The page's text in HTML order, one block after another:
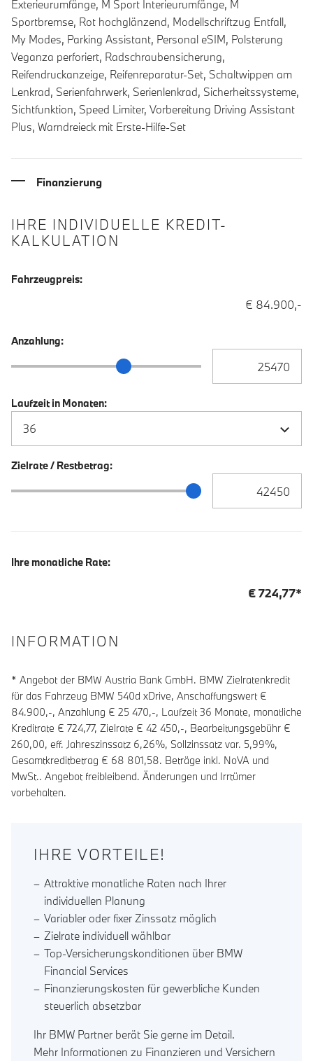
Exterieurumfänge, M Sport Interieurumfänge, M
Sportbremse, Rot hochglänzend, Modellschriftzug Entfall,
My Modes, Parking Assistant, Personal eSIM, Polsterung
Veganza perforiert, Radschraubensicherung,
Reifendruckanzeige, Reifenreparatur-Set, Schaltwippen am
Lenkrad, Serienfahrwerk, Serienlenkrad, Sicherheitssysteme,
Sichtfunktion, Speed Limiter, Vorbereitung Driving Assistant
Plus, Warndreieck mit Erste-Hilfe-Set
Finanzierung
IHRE INDIVIDUELLE KREDIT-
KALKULATION
Fahrzeugpreis:
€ 84.900,-
Anzahlung:
Anzahlung Schieberegler
Laufzeit in Monaten:
Zielrate / Restbetrag:
Zielrate / Restbetrag Schieberegler
Ihre monatliche Rate:
€724,77*
INFORMATION
* Angebot der BMW Austria Bank GmbH. BMW Zielratenkredit
für das Fahrzeug BMW 540d xDrive, Anschaffungswert €
84.900,-, Anzahlung € 25 470,-, Laufzeit36 Monate, monatliche
Kreditrate € 724,77, Zielrate € 42 450,-, Bearbeitungsgebühr €
260,00, eff. Jahreszinssatz 6,26%, Sollzinssatz var. 5,99%,
Gesamtkreditbetrag € 68 801,58. Beträge inkl. NoVA und
MwSt.. Angebot freibleibend. Änderungen und Irrtümer
vorbehalten.
IHRE VORTEILE!
Attraktive monatliche Raten nach Ihrer
individuellen Planung
Variabler oder fixer Zinssatz möglich
Zielrate individuell wählbar
Top-Versicherungskonditionen über BMW
Financial Services
Finanzierungskosten für gewerbliche Kunden
steuerlich absetzbar
Ihr BMW Partner berät Sie gerne im Detail.
Mehr Informationen zu Finanzieren und Versichern